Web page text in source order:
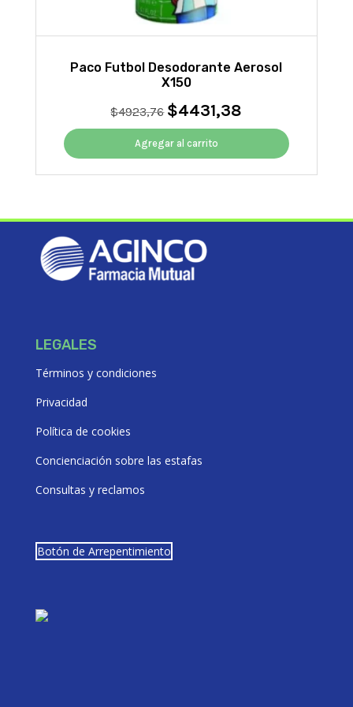
Paco Futbol Desodorante Aerosol
X150
$4923,76 El
precio
original
era:
$4923,76.
$4431,38
precio
es:
$4431,38.
Agregar al carrito
LEGALES
Términos y condiciones
Privacidad
Política de cookies
Concienciación sobre las estafas
Consultas y reclamos
Botón de Arrepentimiento